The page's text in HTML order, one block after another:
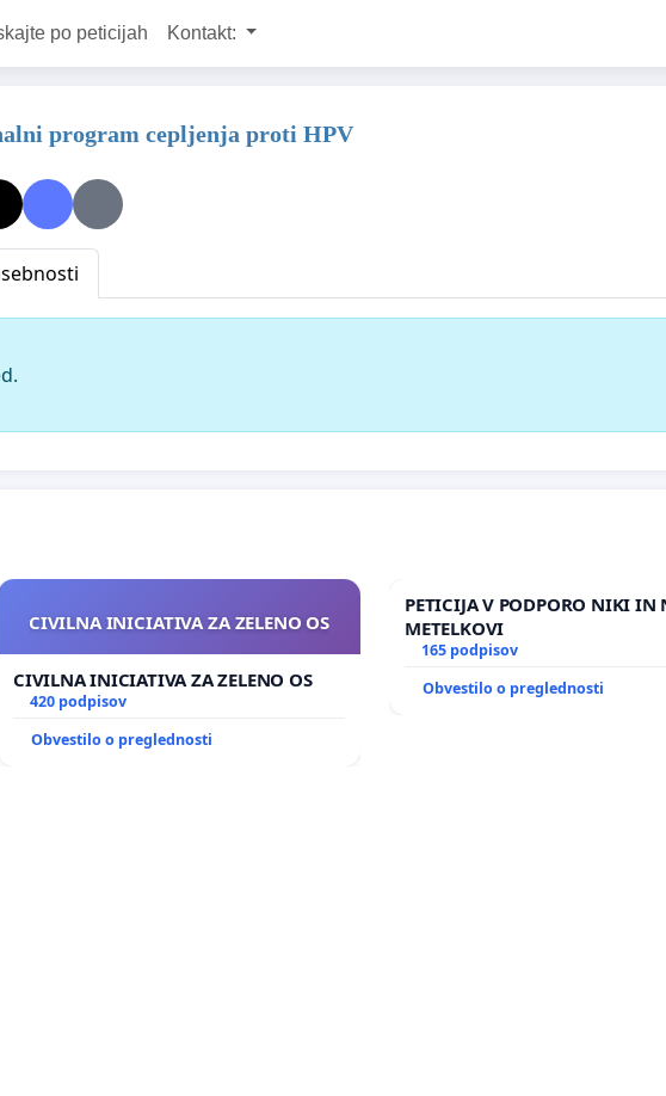
po peticijah Kontakt:
program cepljenja proti HPV
CIVILNA INICIATIVA ZA ZELENO OS
CIVILNA INICIATIVA ZA ZELENO OS
420 podpisov
Obvestilo o preglednosti
PETICIJA V PODPORO NIKI IN
METELKOVI
165 podpisov
Obvestilo o preglednosti